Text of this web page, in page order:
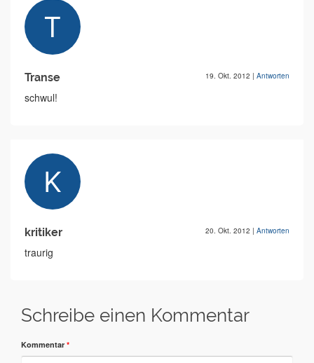
Transe 19. Okt. 2012 | Antworten
schwul!
kritiker 20. Okt. 2012 | Antworten
traurig
Schreibe einen Kommentar
Kommentar *